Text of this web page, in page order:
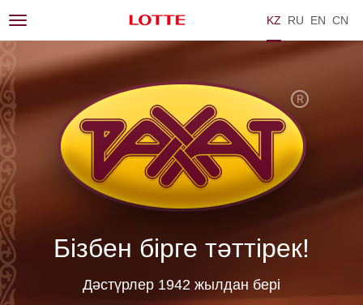
KZ RU EN ZH
Бізбен бірге тәттірек!
Дәстүрлер 1942 жылдан берi
Toggle
navigation